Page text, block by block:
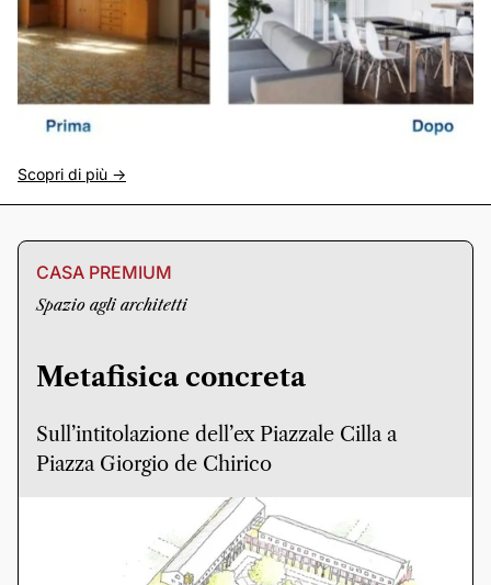
Scopri di più ->
CASA PREMIUM
Spazio agli architetti
Metafisica concreta
Sull’intitolazione dell’ex Piazzale Cilla a
Piazza Giorgio de Chirico